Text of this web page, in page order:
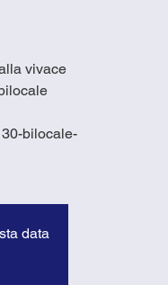
vivace
bilocale-
data